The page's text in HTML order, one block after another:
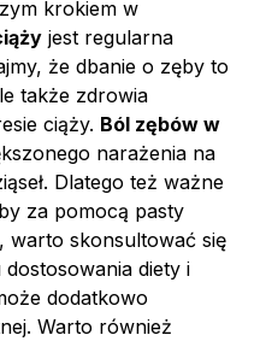
krokiem w
jest regularna
że dbanie o zęby to
także zdrowia
ciąży. Ból zębów w
narażenia na
Dlatego też ważne
za pomocą pasty
warto skonsultować się
diety i
dodatkowo
Warto również